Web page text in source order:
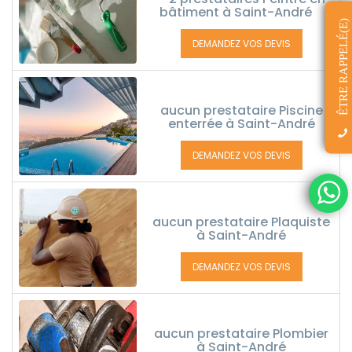
bâtiment à Saint-André
DEMANDEZ VOS DEVIS
aucun prestataire Piscine
enterrée à Saint-André
DEMANDEZ VOS DEVIS
aucun prestataire Plaquiste
à Saint-André
DEMANDEZ VOS DEVIS
aucun prestataire Plombier
à Saint-André
ÊTRE RAPPELÉ(E)